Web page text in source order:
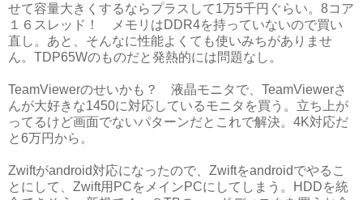
せて容量大きくするならプラスして1万5千円ぐらい。8コア
１６スレッド！ メモリはDDR4を持っていないので買い
直し。あと、そんなに性能よくても使いみちがありませ
ん。TDP65Wのものだと発熱的には問題なし。
TeamViewerのせいかも？ 液晶モニタで、TeamViewerさ
んが大好きな1450に対応しているモニタを買う。立ち上が
ってるけど画面でないパターンだとこれで解決。4K対応だ
と6万円から。
Zwiftがandroid対応になったので、Zwiftをandroidでやるこ
とにして、Zwift用PCをメインPCにしてしまう。HDDを統